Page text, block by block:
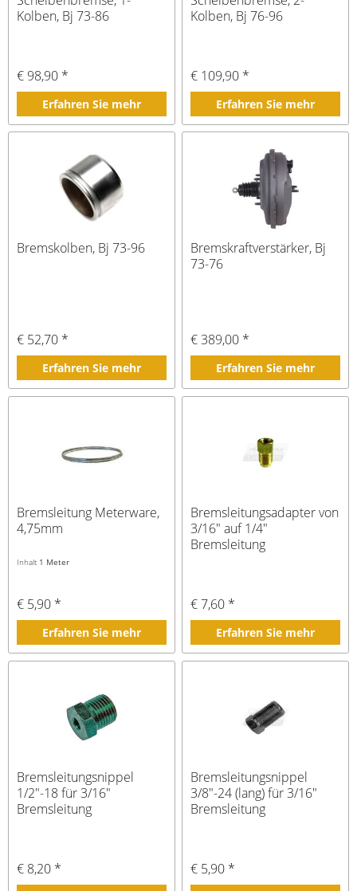
Kolben, Bj 73-86
€ 98,90 *
Erfahren Sie mehr
Kolben, Bj 76-96
€ 109,90 *
Erfahren Sie mehr
Bremskolben, Bj 73-96
€ 52,70 *
Erfahren Sie mehr
Bremskraftverstärker, Bj
73-76
€ 389,00 *
Erfahren Sie mehr
Bremsleitung Meterware,
4,75mm
Inhalt 1 Meter
€ 5,90 *
Erfahren Sie mehr
Bremsleitungsadapter von
3/16" auf 1/4"
Bremsleitung
€ 7,60 *
Erfahren Sie mehr
Bremsleitungsnippel
1/2"-18 für 3/16"
Bremsleitung
€ 8,20 *
Bremsleitungsnippel
3/8"-24 (lang) für 3/16"
Bremsleitung
€ 5,90 *